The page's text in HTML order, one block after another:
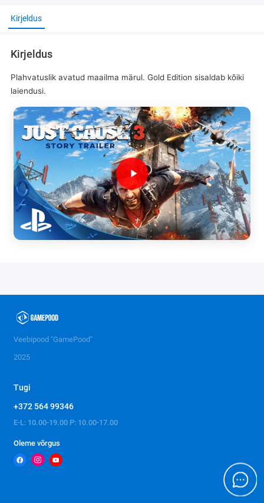
Kirjeldus
Kirjeldus
Plahvatuslik avatud maailma märul. Gold Edition sisaldab kõiki
laiendusi.
Veebipood "GamePood"
2025
Tugi
+372 564 99346
E-L: 10.00-19.00 P: 10.00-17.00
Oleme võrgus